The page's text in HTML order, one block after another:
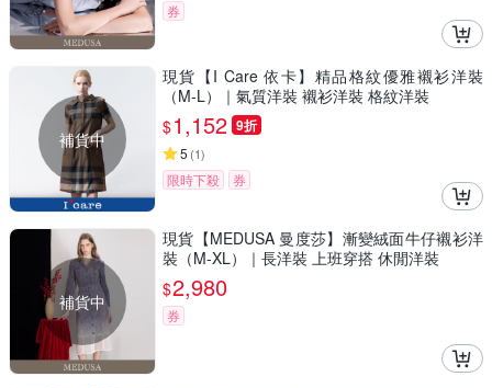
券
補貨中
現貨【I Care 依卡】精品格紋優雅襯衫洋裝
（M-L）｜氣質洋裝 襯衫洋裝 格紋洋裝
$1,152 9折
5 (1)
限時下殺 券
補貨中
現貨【MEDUSA 曼度莎】漸變絨面牛仔襯衫洋
裝（M-XL）｜長洋裝 上班穿搭 休閒洋裝
$2,980
券